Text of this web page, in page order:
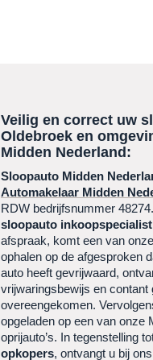
Veilig en correct uw
Oldebroek en
Midden Nederland:
Sloopauto Midden
Automakelaar Midden
RDW bedrijfsnummer
sloopauto
afspraak, komt een van
ophalen op de afgesproken
auto heeft gevrijwaard,
vrijwaringsbewijs en contant
overeengekomen.
opgeladen op een van onze
oprijauto’s. In tegenstelling
opkopers, ontvangt u bij